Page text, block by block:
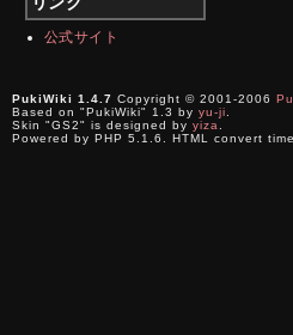
公式サイト
PukiWiki 1.4.7 Copyright © 2001-2006
Based on "PukiWiki" 1.3 by yu-ji
Skin "GS2" is designed by yiza
Powered by PHP 5.1.6. HTML convert